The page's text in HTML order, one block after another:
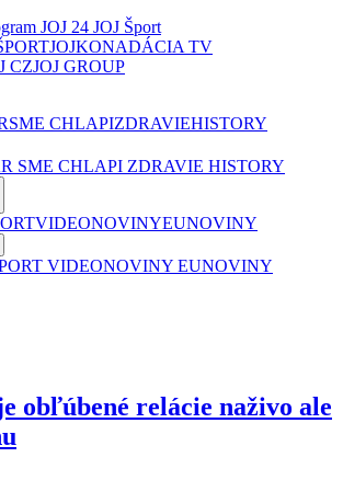
JOJ 24 JOJ Šport
JOJKONADÁCIA TV
CZJOJ GROUP
SME CHLAPIZDRAVIEHISTORY
SME CHLAPI ZDRAVIE HISTORY
VIDEONOVINYEUNOVINY
VIDEONOVINY EUNOVINY
obľúbené relácie naživo ale